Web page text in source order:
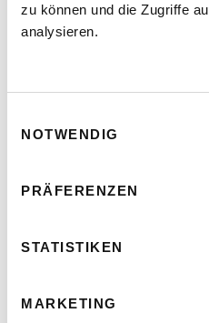
zu können und die Zugriffe
analysieren.
NOTWENDIG
PRÄFERENZEN
STATISTIKEN
MARKETING